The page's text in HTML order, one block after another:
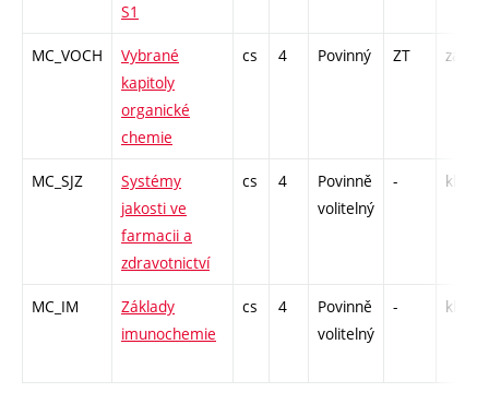
S1
MC_VOCH
Vybrané
kapitoly
organické
chemie
cs 4 Povinný ZT zá,zk
MC_SJZ
Systémy
jakosti ve
farmacii a
zdravotnictví
cs 4
Povinně
volitelný
- kl
MC_IM
Základy
imunochemie
cs 4
Povinně
volitelný
- kl